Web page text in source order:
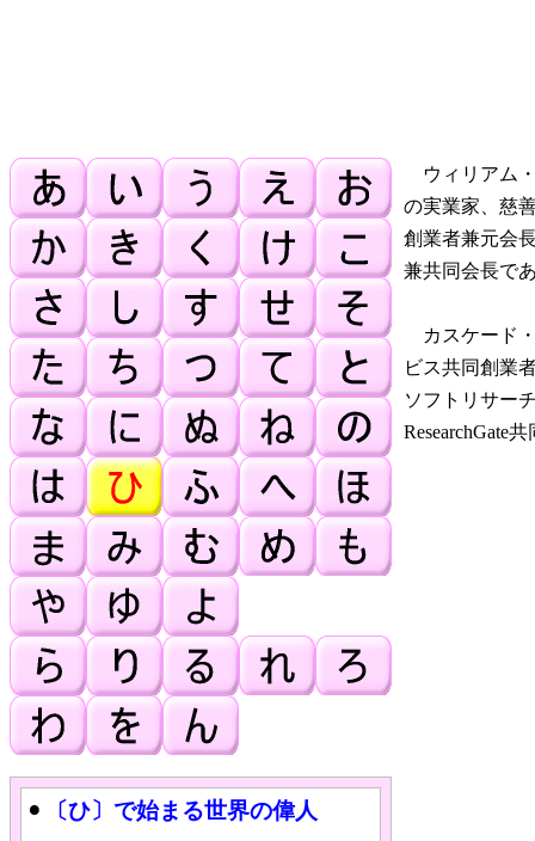
ウィリアム
の実業家、慈
創業者兼元会
兼共同会長で
カスケード
ビス共同創業
ソフトリサー
ResearchGate
〔ひ〕で始まる世界の偉人